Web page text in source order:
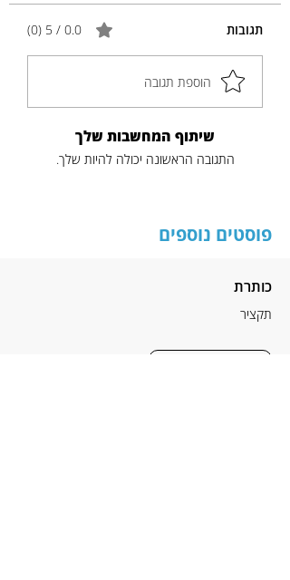
תגובות 0.0 / 5 ‏(0)
הוספת תגובה
שיתוף המחשבות שלך
התגובה הראשונה יכולה להיות שלך.
פוסטים נוספים
כותרת
תקציר